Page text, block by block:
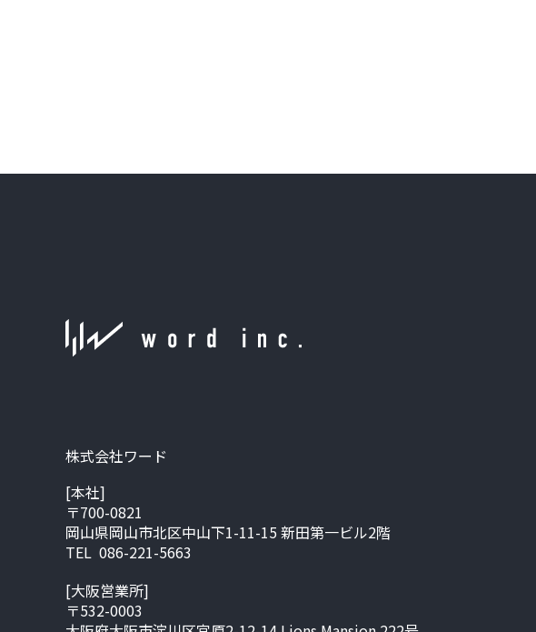
株式会社ワード
[本社]
〒700-0821
岡山県岡山市北区中山下1-11-15 新田第一ビル2階
TEL 086-221-5663
[大阪営業所]
〒532-0003